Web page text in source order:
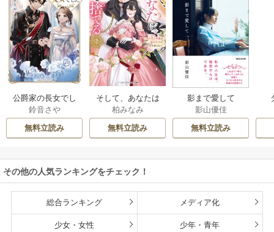
公爵家の長女でし
た
鈴音さや
無料立読み
そして、あなたは
私を捨てる
柏みなみ
無料立読み
影まで愛して
影山優佳
無料立読み
その他の人気ランキングをチェック！
総合ランキング メディア化
少女・女性 少年・青年